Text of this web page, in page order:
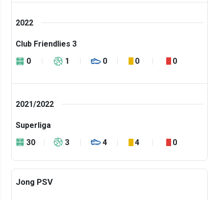
2022
Club Friendlies 3
0
1 0 0 0
2021/2022
Superliga
30
3 4 4 0
Jong PSV